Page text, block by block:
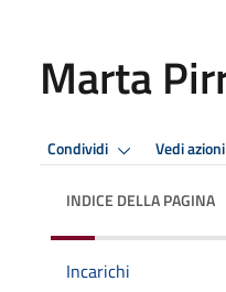
Marta
Condividi Vedi azioni
INDICE DELLA PAGINA
Incarichi